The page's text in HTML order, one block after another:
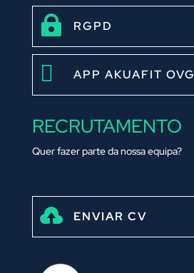
 RGPD
 APP AKUAFIT OVG
RECRUTAMENTO
Quer fazer parte da nossa equipa?
 ENVIAR CV